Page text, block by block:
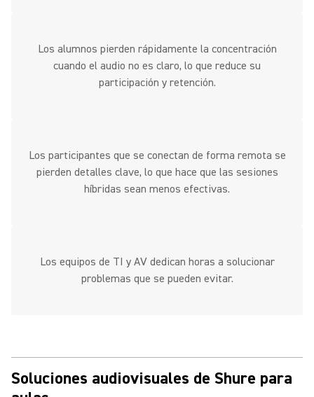
Los alumnos pierden rápidamente la concentración
cuando el audio no es claro, lo que reduce su
participación y retención.
Los participantes que se conectan de forma remota se
pierden detalles clave, lo que hace que las sesiones
híbridas sean menos efectivas.
Los equipos de TI y AV dedican horas a solucionar
problemas que se pueden evitar.
Soluciones audiovisuales de Shure para